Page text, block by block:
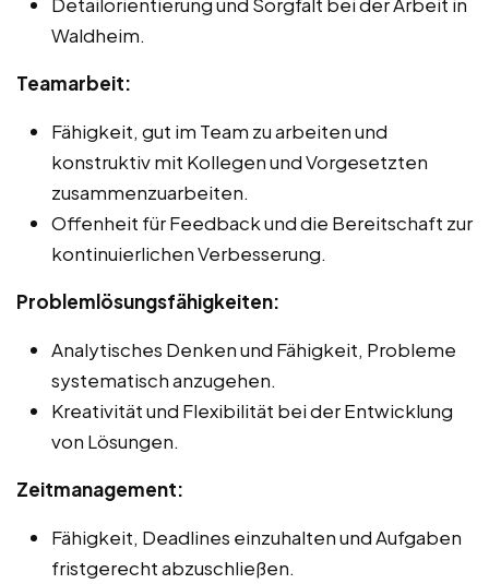
Waldheim.
Teamarbeit:
Fähigkeit, gut im Team zu arbeiten und
konstruktiv mit Kollegen und Vorgesetzten
zusammenzuarbeiten.
Offenheit für Feedback und die Bereitschaft zur
kontinuierlichen Verbesserung.
Problemlösungsfähigkeiten:
Analytisches Denken und Fähigkeit, Probleme
systematisch anzugehen.
Kreativität und Flexibilität bei der Entwicklung
von Lösungen.
Zeitmanagement:
Fähigkeit, Deadlines einzuhalten und Aufgaben
fristgerecht abzuschließen.